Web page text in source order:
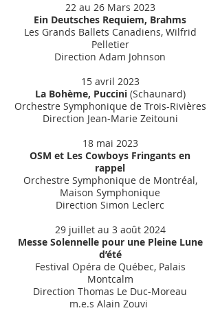
22 au 26 Mars 2023
Ein Deutsches Requiem, Brahms
Les Grands Ballets Canadiens, Wilfrid
Pelletier
Direction Adam Johnson
15 avril 2023
La Bohème, Puccini(Schaunard)
Orchestre Symphonique de Trois-Rivières
Direction Jean-Marie Zeitouni
18 mai 2023
OSM et Les Cowboys Fringants en
rappel
Orchestre Symphonique de Montréal,
Maison Symphonique
Direction Simon Leclerc
29 juillet au 3 août 2024
Messe Solennelle pour une Pleine Lune
d’été
Festival Opéra de Québec, Palais
Montcalm
Direction Thomas Le Duc-Moreau
m.e.s Alain Zouvi